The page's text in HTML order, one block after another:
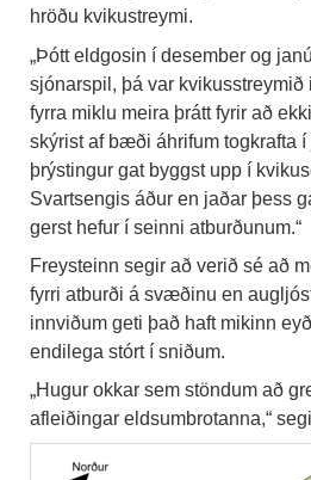
hröðu kvikustreymi.
„Þótt eldgosin í desember og
sjónarspil, þá var
fyrra miklu meira þrátt fyrir að
skýrist af bæði áhrifum togkrafta
þrýstingur gat byggst upp í
Svartsengis áður en jaðar þess
gerst hefur í seinni atburðunum.“
Freysteinn segir að verið sé að
fyrri atburði á svæðinu en
innviðum geti það haft mikinn
endilega stórt í sniðum.
„Hugur okkar sem stöndum að
afleiðingar eldsumbrotanna,“